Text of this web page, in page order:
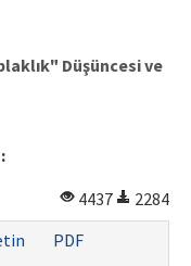
Düşüncesi ve
4437
2284
PDF